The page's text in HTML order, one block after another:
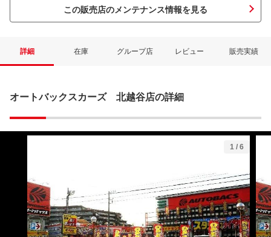
この販売店のメンテナンス情報を見る
詳細 在庫 グループ店 レビュー 販売実績
オートバックスカーズ 北越谷店の詳細
1 / 6